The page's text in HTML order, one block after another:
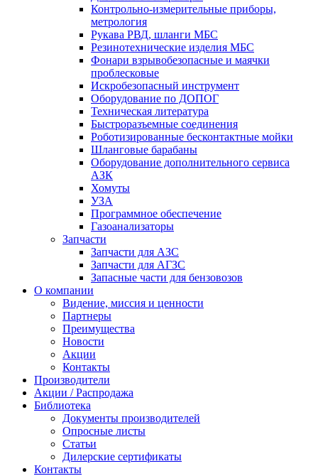
Контрольно-измерительные приборы,
метрология
Рукава РВД, шланги МБС
Резинотехнические изделия МБС
Фонари взрывобезопасные и маячки
проблесковые
Искробезопасный инструмент
Оборудование по ДОПОГ
Техническая литература
Быстроразъемные соединения
Роботизированные бесконтактные мойки
Шланговые барабаны
Оборудование дополнительного сервиса
АЗК
Хомуты
УЗА
Программное обеспечение
Газоанализаторы
Запчасти
Запчасти для АЗС
Запчасти для АГЗС
Запасные части для бензовозов
О компании
Видение, миссия и ценности
Партнеры
Преимущества
Новости
Акции
Контакты
Производители
Акции / Распродажа
Библиотека
Документы производителей
Опросные листы
Статьи
Дилерские сертификаты
Контакты